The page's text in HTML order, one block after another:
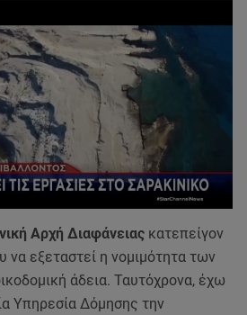
Αρχή Διαφάνειας κατεπείγον
να εξεταστεί η νομιμότητα των
άδεια. Ταυτόχρονα, έχω
Υπηρεσία Δόμησης την